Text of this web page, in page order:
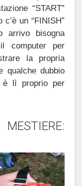
“START”
un “FINISH”
arrivo bisogna
computer per
la propria
qualche dubbio
è lì proprio per